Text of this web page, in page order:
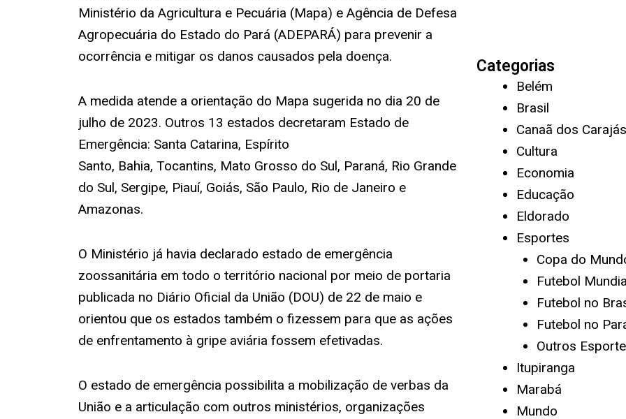
Ministério da Agricultura e Pecuária (Mapa) e Agência de Defesa
Agropecuária do Estado do Pará (ADEPARÁ) para prevenir a
ocorrência e mitigar os danos causados pela doença.
A medida atende a orientação do Mapa sugerida no dia 20 de
julho de 2023. Outros 13 estados decretaram Estado de
Emergência: Santa Catarina, Espírito
Santo, Bahia, Tocantins, Mato Grosso do Sul, Paraná, Rio Grande
do Sul, Sergipe, Piauí, Goiás, São Paulo, Rio de Janeiro e
Amazonas.
O Ministério já havia declarado estado de emergência
zoossanitária em todo o território nacional por meio de portaria
publicada no Diário Oficial da União (DOU) de 22 de maio e
orientou que os estados também o fizessem para que as ações
de enfrentamento à gripe aviária fossem efetivadas.
O estado de emergência possibilita a mobilização de verbas da
União e a articulação com outros ministérios, organizações
Categorias
Belém
Brasil
Canaã dos Carajás
Cultura
Economia
Educação
Eldorado
Esportes
Copa do
Futebol
Futebol no
Futebol no
Outros
Itupiranga
Marabá
Mundo